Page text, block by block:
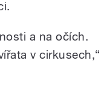
a na očích.
v cirkusech,“